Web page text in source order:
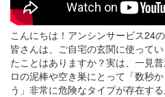
こんにちは！アンシンサービス24の
皆さんは、ご自宅の玄関に使って
たことはありますか？実は、一見
ロの泥棒や空き巣にとって「数秒
う」非常に危険なタイプが存在する